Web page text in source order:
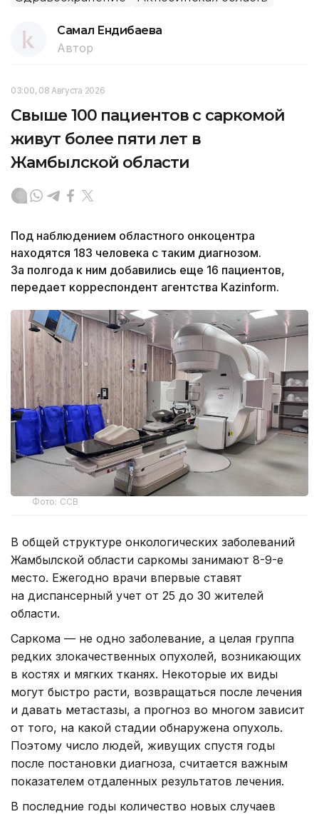
Самал Ендибаева
Автор
03:00, 08 Августа 2026
Свыше 100 пациентов с саркомой
живут более пяти лет в
Жамбылской области
Под наблюдением областного онкоцентра
находятся 183 человека с таким диагнозом.
За полгода к ним добавились еще 16 пациентов,
передает корреспондент агентства Kazinform.
Фото: ССВ
В общей структуре онкологических заболеваний
Жамбылской области саркомы занимают 8-9-е
место. Ежегодно врачи впервые ставят
на диспансерный учет от 25 до 30 жителей
области.
Саркома — не одно заболевание, а целая группа
редких злокачественных опухолей, возникающих
в костях и мягких тканях. Некоторые их виды
могут быстро расти, возвращаться после лечения
и давать метастазы, а прогноз во многом зависит
от того, на какой стадии обнаружена опухоль.
Поэтому число людей, живущих спустя годы
после постановки диагноза, считается важным
показателем отдаленных результатов лечения.
В последние годы количество новых случаев